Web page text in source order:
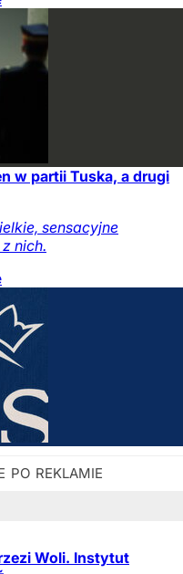
w partii Tuska, a drugi
sensacyjne
nich.
Woli. Instytut